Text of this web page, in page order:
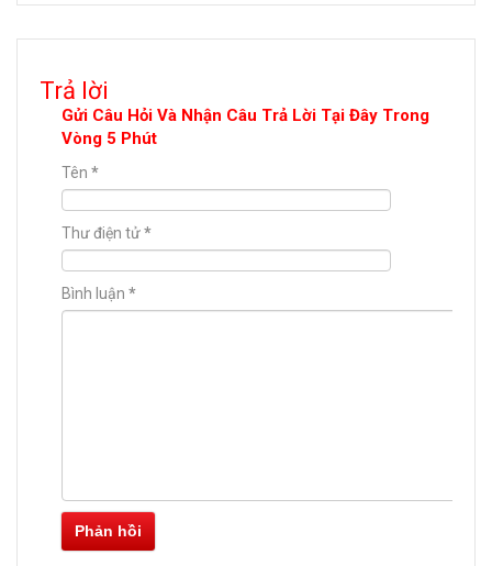
Trả lời
Gửi Câu Hỏi Và Nhận Câu Trả Lời Tại Đây Trong
Vòng 5 Phút
Tên *
Thư điện tử*
Bình luận *
Phản hồi